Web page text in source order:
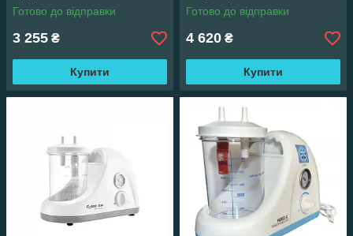
Готово до відправки
3 255 ₴
Купити
Готово до відправки
4 620 ₴
Купити